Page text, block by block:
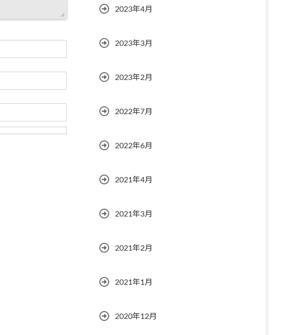
2023年4月
2023年3月
2023年2月
2022年7月
2022年6月
2021年4月
2021年3月
2021年2月
2021年1月
2020年12月